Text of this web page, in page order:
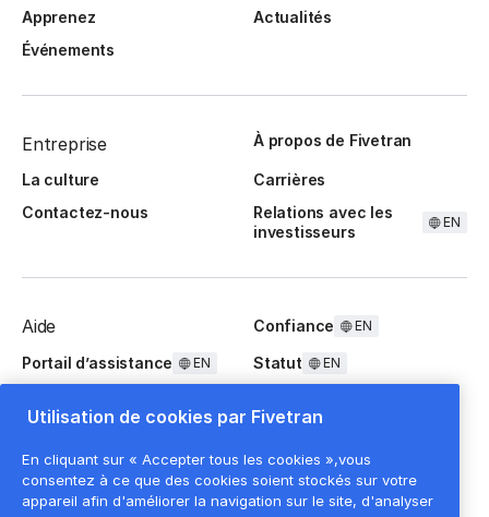
Apprenez
Actualités
Événements
Entreprise À propos de Fivetran
La culture
Carrières
Contactez-nous
Relations avec les
investisseurs
EN
Aide Confiance EN
Portail d’assistance EN Statut EN
Utilisation de cookies par Fivetran
En cliquant sur « Accepter tous les cookies »,vous
consentez à ce que des cookies soient stockés sur votre
appareil afin d'améliorer la navigation sur le site, d'analyser